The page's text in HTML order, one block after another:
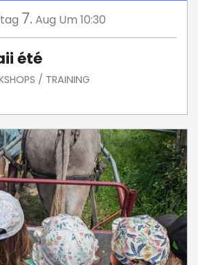
7. Aug Um 10:30
été
/ TRAINING